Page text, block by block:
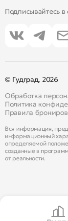
Подписывайтесь в
© Гудград, 2026
Обработка
Политика
Правила
Вся информация,
информационный
определяемой
созданные в
от реальности.